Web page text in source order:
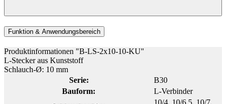
Funktion & Anwendungsbereich
Produktinformationen "B-LS-2x10-10-KU"
L-Stecker aus Kunststoff
Schlauch-Ø: 10 mm
Serie:
B30
Bauform:
L-Verbinder
10/4, 10/6,5, 10/7,